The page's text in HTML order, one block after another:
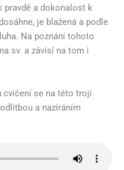
pravdě a dokonalost k
je blažená a podle
Na poznání tohoto
sv. a závisí na tom i
cvičení se na této trojí
a nazíráním